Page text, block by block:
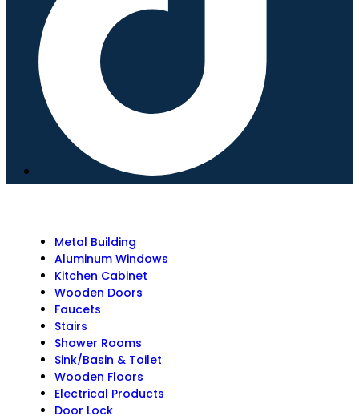
Metal Building
Aluminum Windows
Kitchen Cabinet
Wooden Doors
Faucets
Stairs
Shower Rooms
Sink/Basin & Toilet
Wooden Floors
Electrical Products
Door Lock